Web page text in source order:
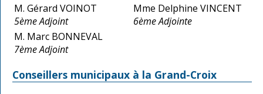
M. Gérard VOINOT
5ème Adjoint
Mme Delphine VINCENT
6ème Adjointe
M. Marc BONNEVAL
7ème Adjoint
Conseillers municipaux à la Grand-Croix